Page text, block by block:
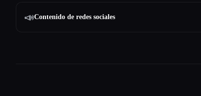
📣Contenido de redes sociales